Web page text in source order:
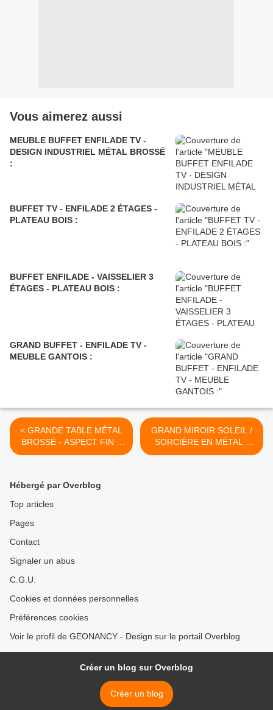
Vous aimerez aussi
MEUBLE BUFFET ENFILADE TV -
DESIGN INDUSTRIEL MÉTAL BROSSÉ
:
BUFFET TV - ENFILADE 2 ÉTAGES -
PLATEAU BOIS :
BUFFET ENFILADE - VAISSELIER 3
ÉTAGES - PLATEAU BOIS :
GRAND BUFFET - ENFILADE TV -
MEUBLE GANTOIS :
< GRANDE TABLE MÉTAL
BROSSÉ - ASPECT FIN &
ÉPURÉ :
GRAND MIROIR SOLEIL /
SORCIÈRE EN MÉTAL -
DIAMÈTRE 80 CM : >
Hébergé par Overblog
Top articles
Pages
Contact
Signaler un abus
C.G.U.
Cookies et données personnelles
Préférences cookies
Voir le profil de GEONANCY - Design sur le portail Overblog
Créer un blog sur Overblog
Créer un blog